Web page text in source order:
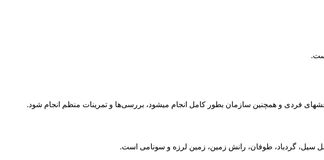
فردی و همچنین سازمان بطور کامل انجام میشود، بررسی‌ها و تمرینات منظم انجام شود.
سیل، گردباد، طوفان، رانش زمین، زمین لرزه و سونامی است.